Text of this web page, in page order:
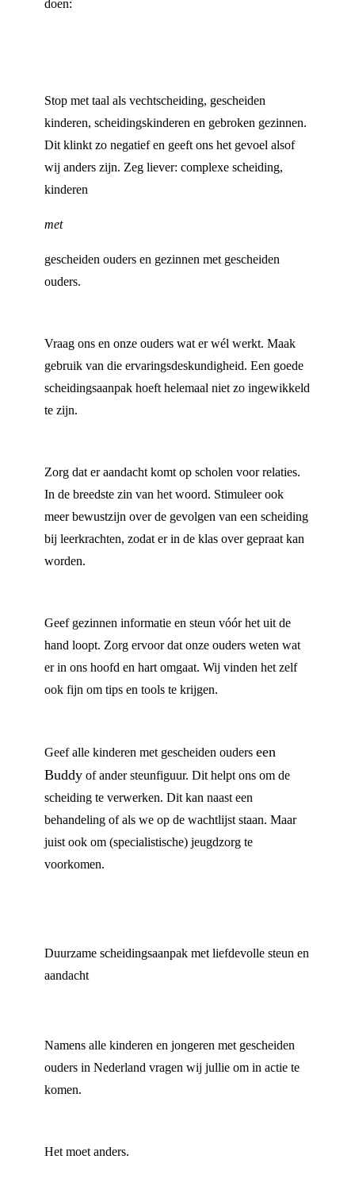
doen:
Stop met taal als vechtscheiding, gescheiden
kinderen, scheidingskinderen en gebroken gezinnen.
Dit klinkt zo negatief en geeft ons het gevoel alsof
wij anders zijn. Zeg liever: complexe scheiding,
kinderen
met
gescheiden ouders en gezinnen met gescheiden
ouders.
Vraag ons en onze ouders wat er wél werkt. Maak
gebruik van die ervaringsdeskundigheid. Een goede
scheidingsaanpak hoeft helemaal niet zo ingewikkeld
te zijn.
Zorg dat er aandacht komt op scholen voor relaties.
In de breedste zin van het woord. Stimuleer ook
meer bewustzijn over de gevolgen van een scheiding
bij leerkrachten, zodat er in de klas over gepraat kan
worden.
Geef gezinnen informatie en steun vóór het uit de
hand loopt. Zorg ervoor dat onze ouders weten wat
er in ons hoofd en hart omgaat. Wij vinden het zelf
ook fijn om tips en tools te krijgen.
Geef alle kinderen met gescheiden ouders een
Buddy of ander steunfiguur. Dit helpt ons om de
scheiding te verwerken. Dit kan naast een
behandeling of als we op de wachtlijst staan. Maar
juist ook om (specialistische) jeugdzorg te
voorkomen.
Duurzame scheidingsaanpak met liefdevolle steun en
aandacht
Namens alle kinderen en jongeren met gescheiden
ouders in Nederland vragen wij jullie om in actie te
komen.
Het moet anders.